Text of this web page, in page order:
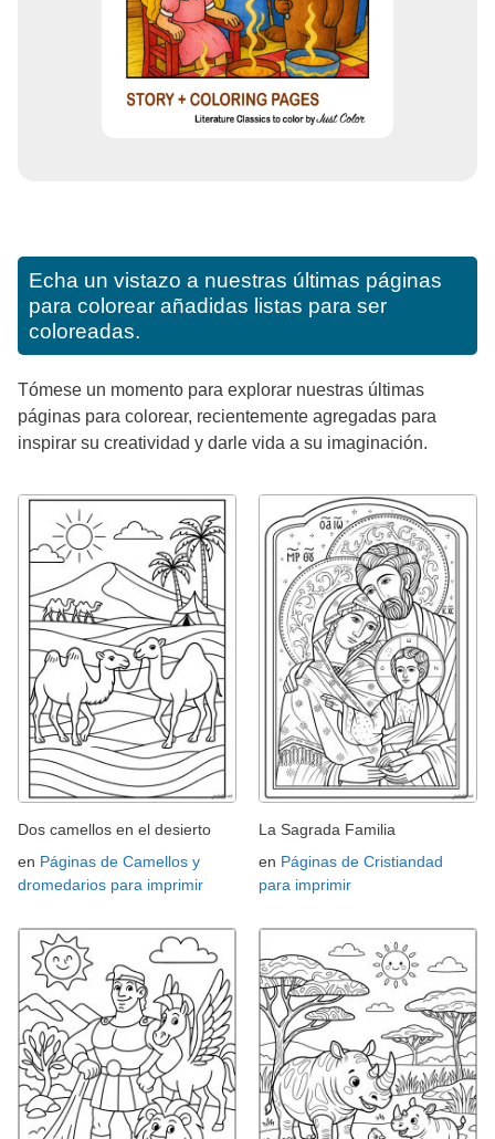
Echa un vistazo a nuestras últimas páginas
para colorear añadidas listas para ser
coloreadas.
Tómese un momento para explorar nuestras últimas
páginas para colorear, recientemente agregadas para
inspirar su creatividad y darle vida a su imaginación.
Dos camellos en el desierto
en Páginas de Camellos y
dromedarios para imprimir
La Sagrada Familia
en Páginas de Cristiandad
para imprimir